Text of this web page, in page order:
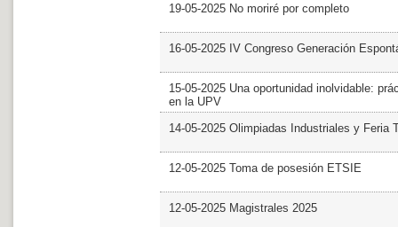
19-05-2025 No moriré por completo
16-05-2025 IV Congreso Generación
15-05-2025 Una oportunidad inolvidable:
en la UPV
14-05-2025 Olimpiadas Industriales y Feria
12-05-2025 Toma de posesión ETSIE
12-05-2025 Magistrales 2025